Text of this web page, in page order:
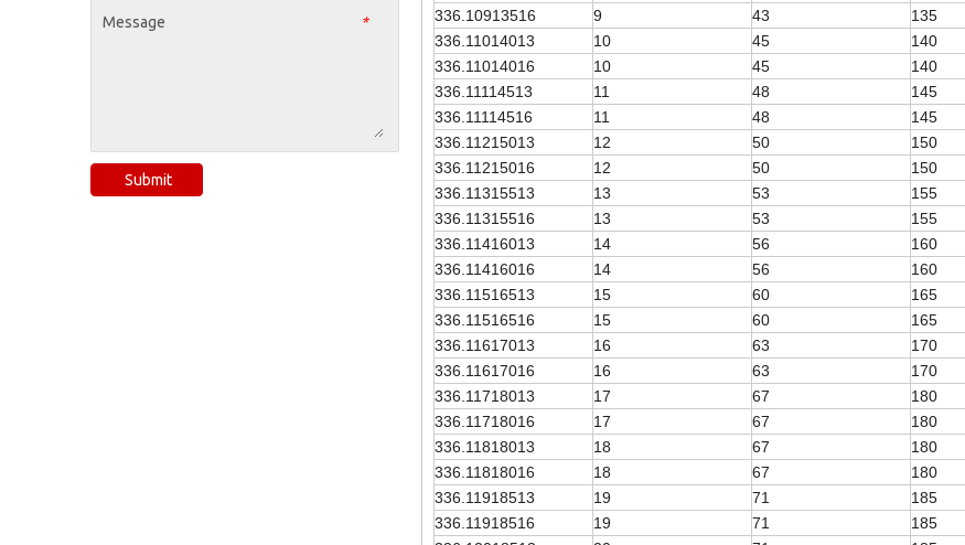
*
Message
Submit
336.10913516
9 43 135
336.11014013
10 45 140
336.11014016
10 45 140
336.11114513
11 48 145
336.11114516
11 48 145
336.11215013
12 50 150
336.11215016
12 50 150
336.11315513
13 53 155
336.11315516
13 53 155
336.11416013
14 56 160
336.11416016
14 56 160
336.11516513
15 60 165
336.11516516
15 60 165
336.11617013
16 63 170
336.11617016
16 63 170
336.11718013
17 67 180
336.11718016
17 67 180
336.11818013
18 67 180
336.11818016
18 67 180
336.11918513
19 71 185
336.11918516
19 71 185